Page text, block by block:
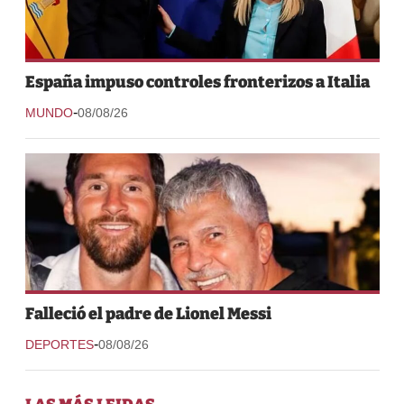
España impuso controles fronterizos a Italia
MUNDO-08/08/26
Falleció el padre de Lionel Messi
DEPORTES-08/08/26